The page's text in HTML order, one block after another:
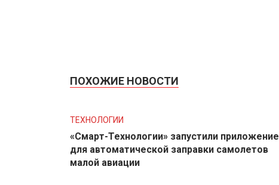
ПОХОЖИЕ НОВОСТИ
ТЕХНОЛОГИИ
«Смарт-Технологии» запустили приложение
для автоматической заправки самолетов
малой авиации